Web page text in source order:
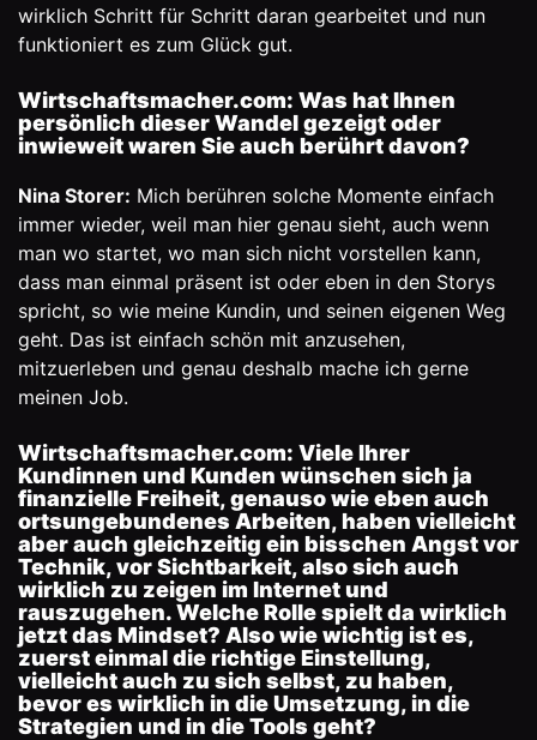
wirklich Schritt für Schritt daran gearbeitet und nun
funktioniert es zum Glück gut.
Wirtschaftsmacher.com: Was hat Ihnen
persönlich dieser Wandel gezeigt oder
inwieweit waren Sie auch berührt davon?
Nina Storer: Mich berühren solche Momente einfach
immer wieder, weil man hier genau sieht, auch wenn
man wo startet, wo man sich nicht vorstellen kann,
dass man einmal präsent ist oder eben in den Storys
spricht, so wie meine Kundin, und seinen eigenen Weg
geht. Das ist einfach schön mit anzusehen,
mitzuerleben und genau deshalb mache ich gerne
meinen Job.
Wirtschaftsmacher.com: Viele Ihrer
Kundinnen und Kunden wünschen sich ja
finanzielle Freiheit, genauso wie eben auch
ortsungebundenes Arbeiten, haben vielleicht
aber auch gleichzeitig ein bisschen Angst vor
Technik, vor Sichtbarkeit, also sich auch
wirklich zu zeigen im Internet und
rauszugehen. Welche Rolle spielt da wirklich
jetzt das Mindset? Also wie wichtig ist es,
zuerst einmal die richtige Einstellung,
vielleicht auch zu sich selbst, zu haben,
bevor es wirklich in die Umsetzung, in die
Strategien und in die Tools geht?